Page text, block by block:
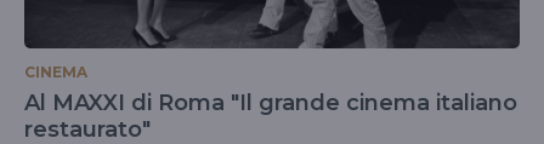
CINEMA
Al MAXXI di Roma "Il grande cinema italiano
restaurato"